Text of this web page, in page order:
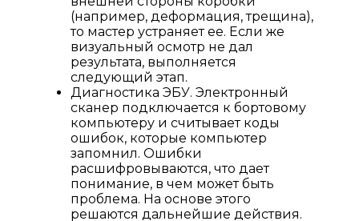
(например, деформация, трещина),
то мастер устраняет ее. Если же
визуальный осмотр не дал
результата, выполняется
следующий этап.
Диагностика ЭБУ. Электронный
сканер подключается к бортовому
компьютеру и считывает коды
ошибок, которые компьютер
запомнил. Ошибки
расшифровываются, что дает
понимание, в чем может быть
проблема. На основе этого
решаются дальнейшие действия.